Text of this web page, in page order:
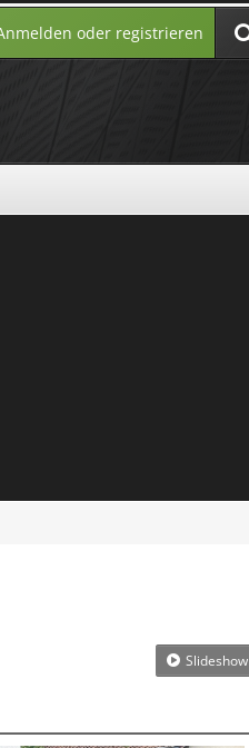
oder registrieren
Slideshow